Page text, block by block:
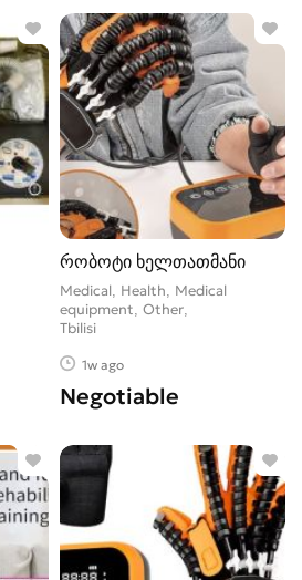
რობოტი ხელთათმანი
Medical, Health, Medical
equipment, Other
Tbilisi
1w ago
Negotiable